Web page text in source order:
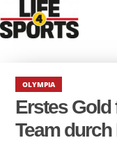
OLYMPIA
Erstes
Team